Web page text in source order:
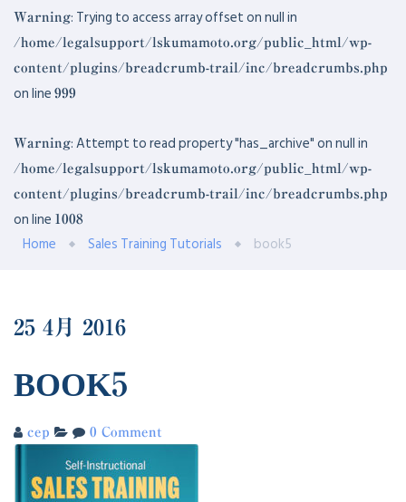
Warning: Trying to access array offset on null in
/home/legalsupport/lskumamoto.org/public_html/wp-
content/plugins/breadcrumb-trail/inc/breadcrumbs.php
on line 999
Warning: Attempt to read property "has_archive" on null in
/home/legalsupport/lskumamoto.org/public_html/wp-
content/plugins/breadcrumb-trail/inc/breadcrumbs.php
on line 1008
Home Sales Training Tutorials book5
25 4月 2016
BOOK5
cep 0 Comment